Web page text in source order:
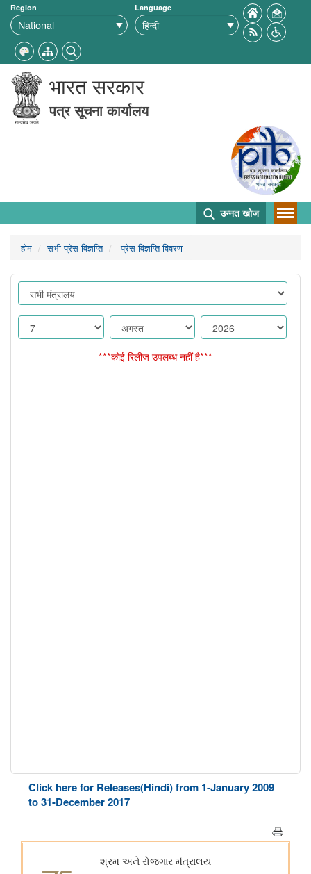
Region Language
भारत सरकार
पत्र सूचना कार्यालय
उन्नत खोज
होम सभी प्रेस विज्ञप्ति प्रेस विज्ञप्ति विवरण
***कोई रिलीज उपलब्ध नहीं है***
Click here for Releases(Hindi) from 1-January 2009
to 31-December 2017